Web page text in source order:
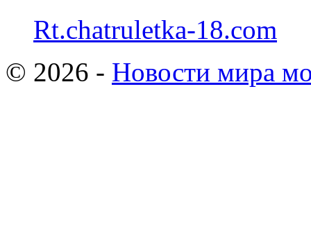
Rt.chatruletka-18.com
© 2026 - Новости мира